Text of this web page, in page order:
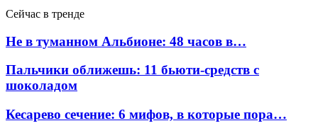
Сейчас в тренде
Не в туманном Альбионе: 48 часов в…
Пальчики оближешь: 11 бьюти-средств с
шоколадом
Кесарево сечение: 6 мифов, в которые пора…